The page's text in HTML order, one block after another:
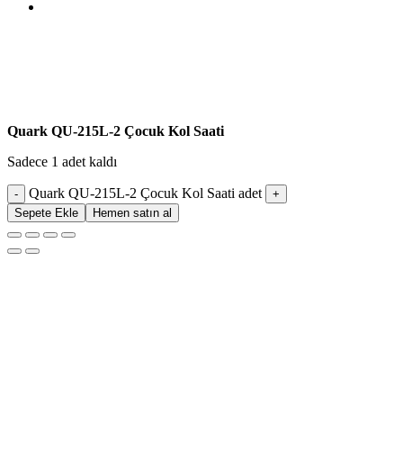
Quark QU-215L-2 Çocuk Kol Saati
Sadece 1 adet kaldı
Quark QU-215L-2 Çocuk Kol Saati adet
Sepete Ekle Hemen satın al